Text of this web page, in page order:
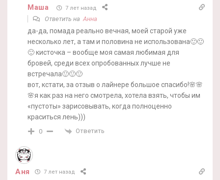
Маша 7 лет назад
Ответить наАнна
да-да, помада реально вечная, моей старой уже
несколько лет, а там и половина не использована🙂🙂
🙂 кисточка – вообще моя самая любимая для
бровей, среди всех опробованных лучше не
встречала🙂🙂🙂
вот, кстати, за отзыв о лайнере большое спасибо!🌸🌸
🌸я как раз на него смотрела, хотела взять, чтобы им
«пустоты» зарисовывать, когда полноценно
краситься лень)))
0 Ответить
Аня 7 лет назад